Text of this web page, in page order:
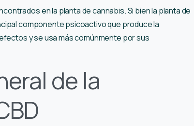
en la planta de cannabis. Si bien la planta de
componente psicoactivo que produce la
y se usa más comúnmente por sus
de la